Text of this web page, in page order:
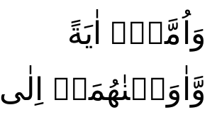
وَاُمَّهٗۤ اٰيَةً
وَّاٰوَيۡنٰهُمَاۤ اِلٰى